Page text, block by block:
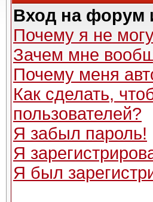
Вход на форум
Почему я не
Зачем мне
Почему меня
Как сделать,
пользователей?
Я забыл пароль!
Я
Я был